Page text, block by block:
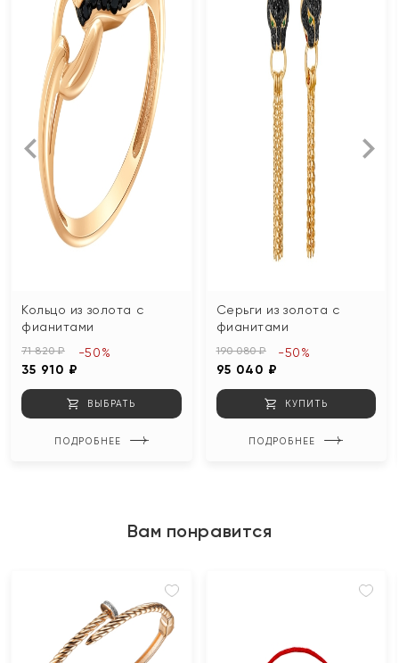
Кольцо из золота с
фианитами
71 820 ₽
35 910 ₽
-50%
ВЫБРАТЬ
ПОДРОБНЕЕ
Серьги из золота с
фианитами
190 080 ₽
95 040 ₽
-50%
КУПИТЬ
ПОДРОБНЕЕ
Вам понравится